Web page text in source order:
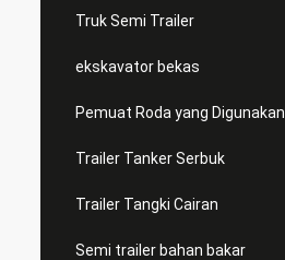
Truk Semi Trailer
ekskavator bekas
Pemuat Roda yang Digunakan
Trailer Tanker Serbuk
Trailer Tangki Cairan
Semi trailer bahan bakar